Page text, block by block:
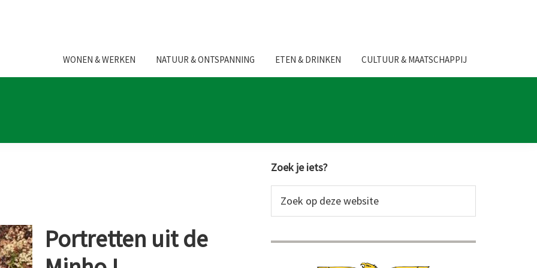
WONEN & WERKEN NATUUR & ONTSPANNING ETEN & DRINKEN CULTUUR & MAATSCHAPPIJ
Portretten uit de
Primaire
Sidebar
Zoek je iets?
op
website